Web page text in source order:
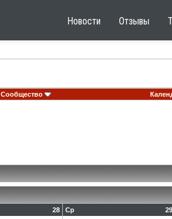
Новости Отзывы
Сообщество
28 29
Ср